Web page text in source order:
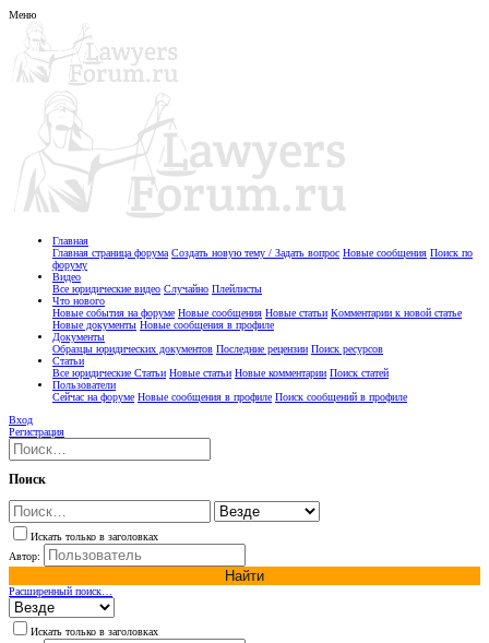
Меню
Главная
Главная страница форума Создать новую тему / Задать вопрос Новые сообщения Поиск по
форуму
Видео
Все юридические видео Случайно Плейлисты
Что нового
Новые события на форуме Новые сообщения Новые статьи Комментарии к новой статье
Новые документы Новые сообщения в профиле
Документы
Образцы юридических документов Последние рецензии Поиск ресурсов
Статьи
Все юридические Статьи Новые статьи Новые комментарии Поиск статей
Пользователи
Сейчас на форуме Новые сообщения в профиле Поиск сообщений в профиле
Вход
Регистрация
Поиск
Искать только в заголовках
Автор:
Найти
Расширенный поиск…
Искать только в заголовках